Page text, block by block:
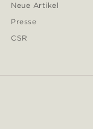
Neue Artikel
Presse
CSR